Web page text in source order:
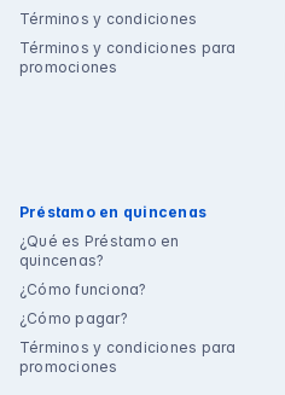
Términos y condiciones
Términos y condiciones para
promociones
Préstamo en quincenas
¿Qué es Préstamo en
quincenas?
¿Cómo funciona?
¿Cómo pagar?
Términos y condiciones para
promociones